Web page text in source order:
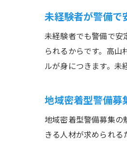
未経験者が警備で
未経験者でも警備で安
られるからです。高
ルが身につきます。未
地域密着型警備募
地域密着型警備募集の
きる人材が求められる